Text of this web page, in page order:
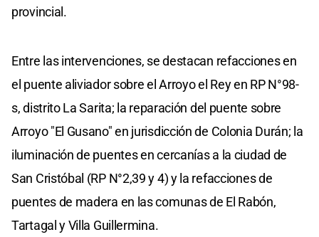
provincial.
Entre las intervenciones, se destacan refacciones en
el puente aliviador sobre el Arroyo el Rey en RP N°98-
s, distrito La Sarita; la reparación del puente sobre
Arroyo "El Gusano" en jurisdicción de Colonia Durán; la
iluminación de puentes en cercanías a la ciudad de
San Cristóbal (RP N°2,39 y 4) y la refacciones de
puentes de madera en las comunas de El Rabón,
Tartagal y Villa Guillermina.